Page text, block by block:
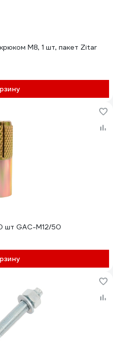
М8, 1 шт, пакет Zitar
шт GAC-M12/50